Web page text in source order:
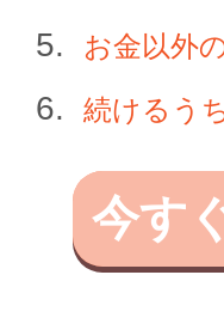
お金以外
続けるう
今す